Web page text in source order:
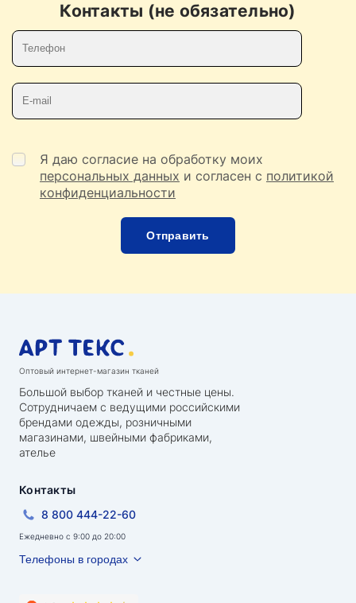
Контакты (не обязательно)
Я даю согласие на обработку моих
персональных данных и согласен с политикой
конфиденциальности
Оптовый интернет-магазин тканей
Большой выбор тканей и честные цены.
Сотрудничаем с ведущими российскими
брендами одежды, розничными
магазинами, швейными фабриками,
ателье
Контакты
8 800 444-22-60
Ежедневно с 9:00 до 20:00
Телефоны в городах